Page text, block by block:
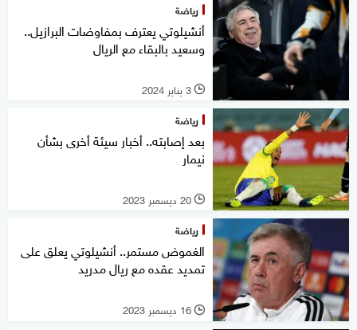
رياضة
أنشيلوتي يعترف بمفاوضات البرازيل..
وسعيد بالبقاء مع الريال
l 3 يناير 2024
رياضة
بعد إصابته.. أخبار سيئة أخرى بشأن
نيمار
l 20 ديسمبر 2023
رياضة
الغموض مستمر.. أنشيلوتي يعلق على
تمديد عقده مع ريال مدريد
l 16 ديسمبر 2023